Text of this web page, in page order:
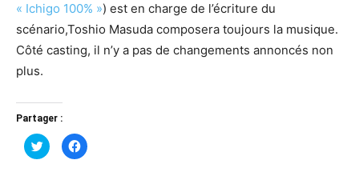
« Ichigo 100% ») est en charge de l’écriture du
scénario,Toshio Masuda composera toujours la musique.
Côté casting, il n’y a pas de changements annoncés non
plus.
Partager :
Cliquez
pour
partager
Cliquez
pour